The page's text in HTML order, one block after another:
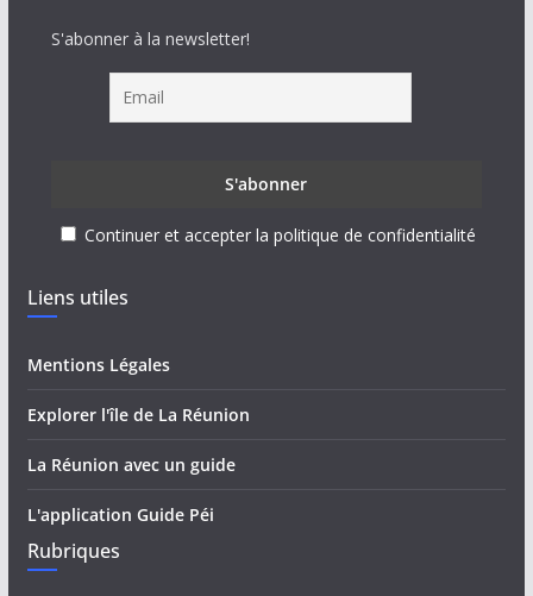
S'abonner à la newsletter!
Continuer et accepter la politique de confidentialité
Liens utiles
Mentions Légales
Explorer l'île de La Réunion
La Réunion avec un guide
L'application Guide Péi
Rubriques